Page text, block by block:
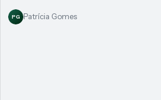
PG Patrícia Gomes